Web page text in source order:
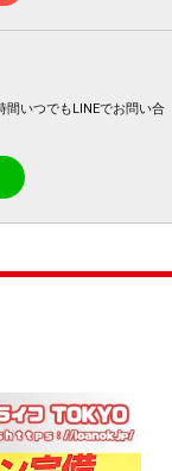
間いつでもLINEでお問い合